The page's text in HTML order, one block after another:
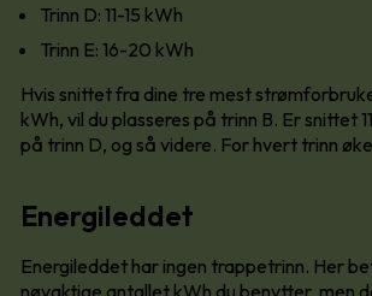
Trinn D: 11-15 kWh
Trinn E: 16-20 kWh
Hvis snittet fra dine tre mest
kWh, vil du plasseres på trinn B. Er snittet
på trinn D, og så videre. For hvert trinn
Energileddet
Energileddet har ingen trappetrinn. Her
nøyaktige antallet kWh du benytter, men